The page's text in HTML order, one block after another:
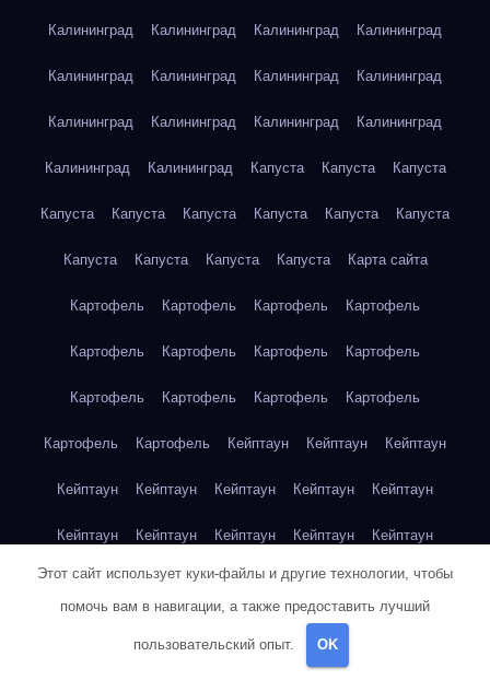
Калининград Калининград Калининград Калининград
Калининград Калининград Калининград Калининград
Калининград Калининград Калининград Калининград
Калининград Калининград Капуста Капуста Капуста
Капуста Капуста Капуста Капуста Капуста Капуста
Капуста Капуста Капуста Капуста Карта сайта
Картофель Картофель Картофель Картофель
Картофель Картофель Картофель Картофель
Картофель Картофель Картофель Картофель
Картофель Картофель Кейптаун Кейптаун Кейптаун
Кейптаун Кейптаун Кейптаун Кейптаун Кейптаун
Кейптаун Кейптаун Кейптаун Кейптаун Кейптаун
Кейптаун Кейптаун Кейптаун Кейптаун Кейптаун
Клубника
Красноярск
Этот сайт использует куки-файлы и другие технологии, чтобы
помочь вам в навигации, а также предоставить лучший
пользовательский опыт. OK